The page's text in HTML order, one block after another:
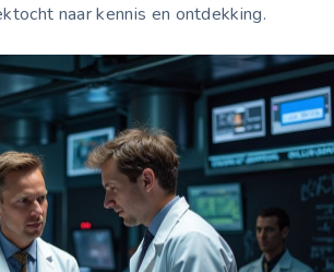
naar kennis en ontdekking.